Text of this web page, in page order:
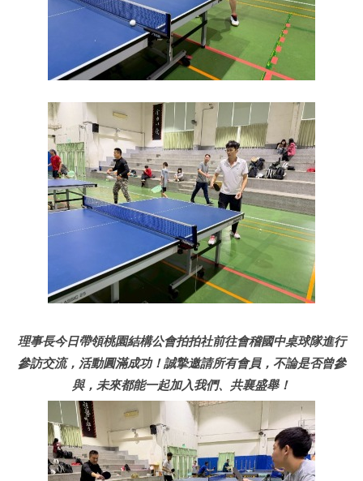
理事長今日帶領桃園結構公會拍拍社前往會稽國中桌球隊進行
參訪交流，活動圓滿成功！誠摯邀請所有會員，不論是否曾參
與，未來都能一起加入我們、共襄盛舉！